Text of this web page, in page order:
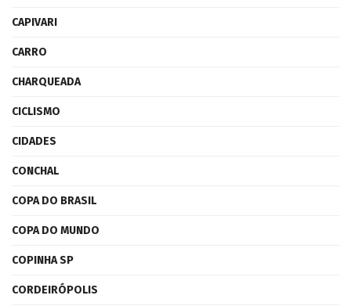
CAPIVARI
CARRO
CHARQUEADA
CICLISMO
CIDADES
CONCHAL
COPA DO BRASIL
COPA DO MUNDO
COPINHA SP
CORDEIRÓPOLIS